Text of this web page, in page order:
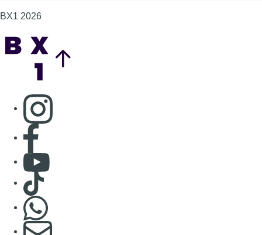
BX1 2026
Consulter page Instagram
Consulter page Facebook
Consulter Youtube
Consulter TikTok
S'abonner à notre newsletter